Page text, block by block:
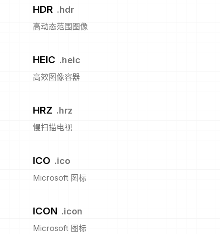
HDR .hdr
高动态范围图像
HEIC .heic
高效图像容器
HRZ .hrz
慢扫描电视
ICO .ico
Microsoft 图标
ICON .icon
Microsoft 图标